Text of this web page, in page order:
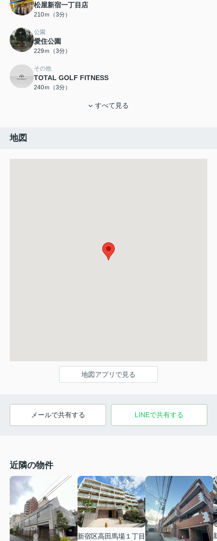
松屋新宿一丁目店
210ｍ（3分）
公園
愛住公園
229ｍ（3分）
その他
TOTAL GOLF FITNESS
240ｍ（3分）
すべて見る
地図
地図アプリで見る
メールで共有する LINEで共有する
近隣の物件
新宿区高田馬場１丁目